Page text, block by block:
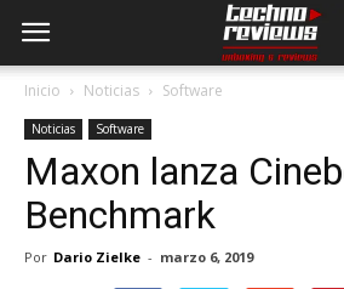
Inicio Noticias Software
Noticias Software
Maxon lanza
Benchmark
Por Dario Zielke - marzo 6, 2019